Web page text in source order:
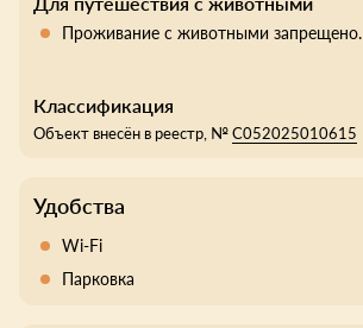
Проживание с животными запрещено.
Классификация
Объект внесён в реестр, №С052025010615
Удобства
Wi-Fi
Парковка